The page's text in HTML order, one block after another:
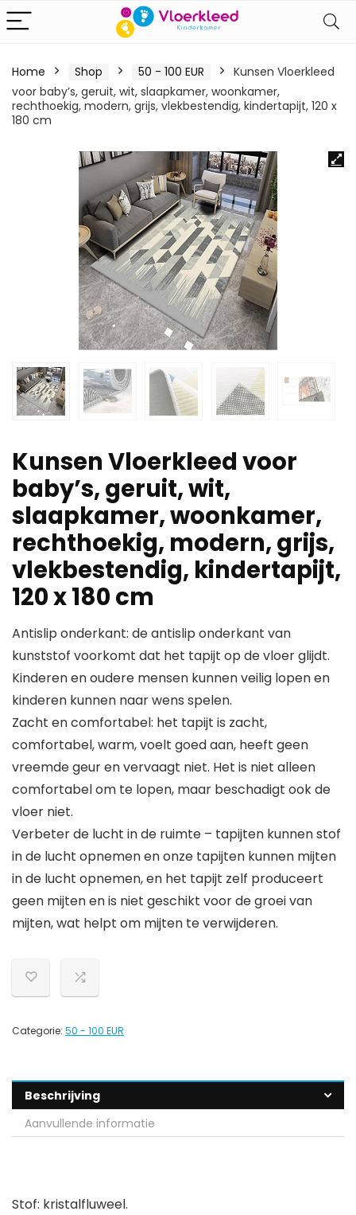
Home Shop 50 - 100 EUR
Kunsen Vloerkleed
voor baby’s, geruit, wit, slaapkamer, woonkamer,
rechthoekig, modern, grijs, vlekbestendig, kindertapijt, 120 x
180 cm
Kunsen Vloerkleed voor
baby’s, geruit, wit,
slaapkamer, woonkamer,
rechthoekig, modern, grijs,
vlekbestendig, kindertapijt,
120 x 180 cm
Antislip onderkant: de antislip onderkant van
kunststof voorkomt dat het tapijt op de vloer glijdt.
Kinderen en oudere mensen kunnen veilig lopen en
kinderen kunnen naar wens spelen.
Zacht en comfortabel: het tapijt is zacht,
comfortabel, warm, voelt goed aan, heeft geen
vreemde geur en vervaagt niet. Het is niet alleen
comfortabel om te lopen, maar beschadigt ook de
vloer niet.
Verbeter de lucht in de ruimte – tapijten kunnen stof
in de lucht opnemen en onze tapijten kunnen mijten
in de lucht opnemen, en het tapijt zelf produceert
geen mijten en is niet geschikt voor de groei van
mijten, wat helpt om mijten te verwijderen.
Categorie: 50 - 100 EUR
Beschrijving
Aanvullende informatie
Stof: kristalfluweel.